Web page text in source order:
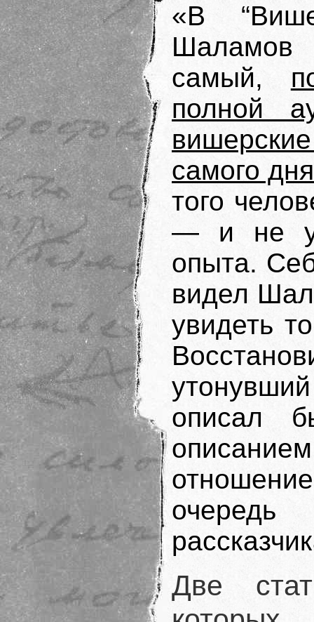
«В
Шаламов
самый,
полной
самого
того
— и не
опыта.
видел
увидеть
описал
Две